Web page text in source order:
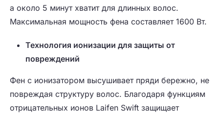
а около 5 минут хватит для длинных волос.
Максимальная мощность фена составляет 1600 Вт.
Технология ионизации для защиты от
повреждений
Фен с ионизатором высушивает пряди бережно, не
повреждая структуру волос. Благодаря функциям
отрицательных ионов Laifen Swift защищает